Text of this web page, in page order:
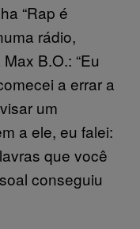
“Rap é
rádio,
B.O.: “Eu
a errar a
um
a ele, eu falei:
que você
conseguiu